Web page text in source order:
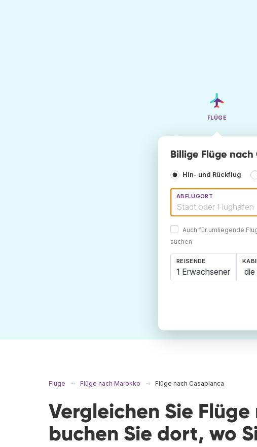
FLÜGE
Billige Flüge
Hin- und Rückflug
ABFLUGORT
Auch für umliegende
suchen
REISENDE
1 Erwachsener
Flüge Flüge nach Marokko Flüge nach Casablanca
Vergleichen Sie
buchen Sie dort, wo